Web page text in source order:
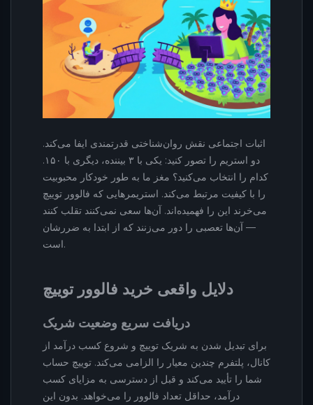
اثبات اجتماعی نقش روان‌شناختی قدرتمندی ایفا می‌کند.
دو استریم را تصور کنید: یکی با ۳ بیننده، دیگری با ۱۵۰.
کدام را انتخاب می‌کنید؟ مغز ما به طور خودکار محبوبیت
را با کیفیت مرتبط می‌کند. استریمرهایی که فالوور توییچ
می‌خرند این را فهمیده‌اند. آن‌ها سعی نمی‌کنند تقلب کنند
— آن‌ها تعصبی را دور می‌زنند که از ابتدا به ضررشان
است.
دلایل واقعی خرید فالوور توییچ
دریافت سریع وضعیت شریک
برای تبدیل شدن به شریک توییچ و شروع کسب درآمد از
کانال، پلتفرم چندین معیار را الزامی می‌کند. توییچ حساب
شما را تأیید می‌کند و قبل از دسترسی به مزایای کسب
درآمد، حداقل تعداد فالوور را می‌خواهد. بدون این